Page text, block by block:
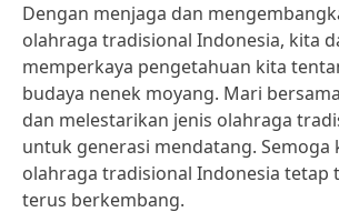
Dengan menjaga dan
olahraga tradisional Indonesia, kita
memperkaya pengetahuan kita
budaya nenek moyang. Mari
dan melestarikan jenis olahraga
untuk generasi mendatang. Semoga
olahraga tradisional Indonesia tetap
terus berkembang.